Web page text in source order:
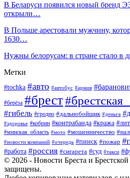
В Беларуси появился новый бренд
открыли…
В Польше арестовали мужчину,
1630…
Нужны белорусам: в стране стало в
Метки
#tochka #авто #автобус #армия
#берёза #брест
#гибель #гродно #дальнобойщик #деньга
#здоровье #кобрин #контрабанда #кража
#минская_область #мото #мошенничество
#новости компаний #очередь #пинск #пожар
#работа #россия #сигарета #суд #такси
© 2026 - Новости Бреста и
защищены.